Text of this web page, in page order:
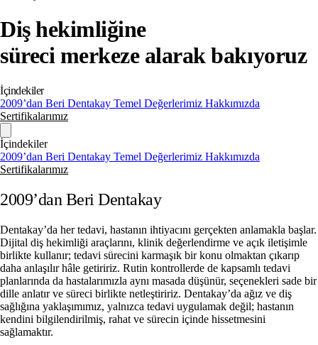
Diş hekimliğine
sağlığımerkeze alarak bakıyoruz
İçindekiler
2009’dan Beri Dentakay Temel Değerlerimiz Hakkımızda
Sertifikalarımız
İçindekiler
2009’dan Beri Dentakay Temel Değerlerimiz Hakkımızda
Sertifikalarımız
2009’dan Beri Dentakay
Dentakay’da her tedavi, hastanın ihtiyacını gerçekten anlamakla başlar.
Dijital diş hekimliği araçlarını, klinik değerlendirme ve açık iletişimle
birlikte kullanır; tedavi sürecini karmaşık bir konu olmaktan çıkarıp
daha anlaşılır hâle getiririz. Rutin kontrollerde de kapsamlı tedavi
planlarında da hastalarımızla aynı masada düşünür, seçenekleri sade bir
dille anlatır ve süreci birlikte netleştiririz. Dentakay’da ağız ve diş
sağlığına yaklaşımımız, yalnızca tedavi uygulamak değil; hastanın
kendini bilgilendirilmiş, rahat ve sürecin içinde hissetmesini
sağlamaktır.